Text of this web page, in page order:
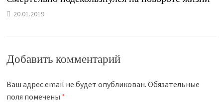
20.01.2019
Добавить комментарий
Ваш адрес email не будет опубликован. Обязательные
поля помечены *